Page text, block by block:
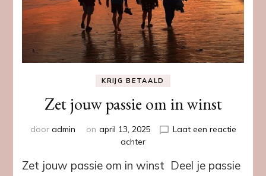
KRIJG BETAALD
Zet jouw passie om in winst
door admin on april 13, 2025
Laat een reactie
achterop
jouw
Zet jouw passie om in winst Deel je passie